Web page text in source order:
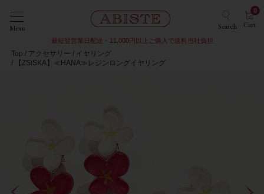
Menu Search Cart
0
最短翌営業日配送・11,000円以上ご購入で送料当社負担
Top アクセサリー
イヤリング
【ZSiSKA】≪HANA≫レジンロングイヤリング